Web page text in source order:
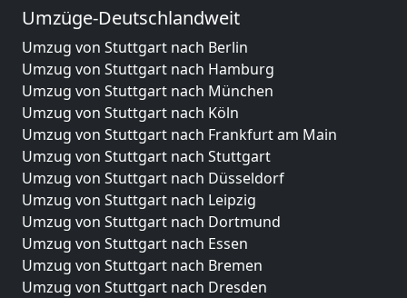
Umzüge-Deutschlandweit
Umzug von Stuttgart nach Berlin
Umzug von Stuttgart nach Hamburg
Umzug von Stuttgart nach München
Umzug von Stuttgart nach Köln
Umzug von Stuttgart nach Frankfurt am Main
Umzug von Stuttgart nach Stuttgart
Umzug von Stuttgart nach Düsseldorf
Umzug von Stuttgart nach Leipzig
Umzug von Stuttgart nach Dortmund
Umzug von Stuttgart nach Essen
Umzug von Stuttgart nach Bremen
Umzug von Stuttgart nach Dresden